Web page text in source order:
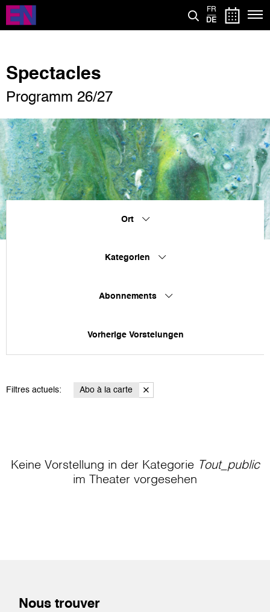
Direkt
zum
Inhalt
FR
DE
Spectacles
Programm 26/27
Ort
Kategorien
Abonnements
Vorherige Vorstelungen
Filtres actuels: Abo à la carte
Keine Vorstellung in der Kategorie Tout_public
im Theater vorgesehen
Nous trouver